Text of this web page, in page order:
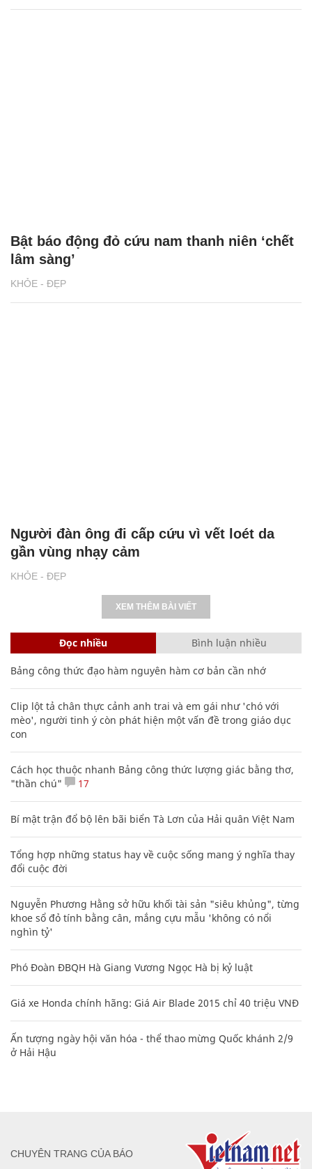
KHỎE - ĐẸP
Bật báo động đỏ cứu nam thanh niên ‘chết
lâm sàng’
KHỎE - ĐẸP
Người đàn ông đi cấp cứu vì vết loét da
gần vùng nhạy cảm
XEM THÊM BÀI VIẾT
Đọc nhiều Bình luận nhiều
Bảng công thức đạo hàm nguyên hàm cơ bản cần nhớ
Clip lột tả chân thực cảnh anh trai và em gái như 'chó với
mèo', người tinh ý còn phát hiện một vấn đề trong giáo dục
con
Cách học thuộc nhanh Bảng công thức lượng giác bằng thơ,
"thần chú"
17
Bí mật trận đổ bộ lên bãi biển Tà Lơn của Hải quân Việt Nam
Tổng hợp những status hay về cuộc sống mang ý nghĩa thay
đổi cuộc đời
Nguyễn Phương Hằng sở hữu khối tài sản "siêu khủng", từng
khoe sổ đỏ tính bằng cân, mắng cựu mẫu 'không có nổi
nghìn tỷ'
Phó Đoàn ĐBQH Hà Giang Vương Ngọc Hà bị kỷ luật
Giá xe Honda chính hãng: Giá Air Blade 2015 chỉ 40 triệu VNĐ
Ấn tượng ngày hội văn hóa - thể thao mừng Quốc khánh 2/9
ở Hải Hậu
CHUYÊN TRANG CỦA BÁO